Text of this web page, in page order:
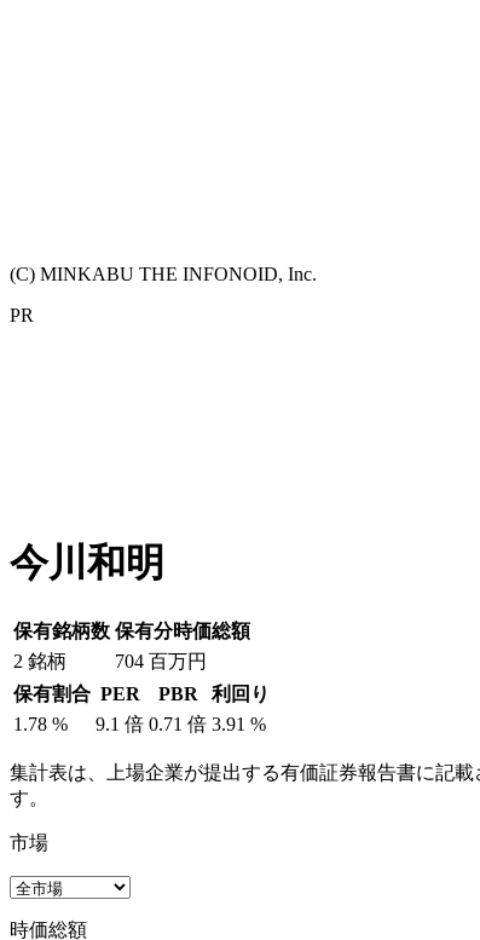
(C) MINKABU THE INFONOID, Inc.
PR
今川和明
保有銘柄数 保有分時価総額
2 銘柄 704 百万円
保有割合 PER PBR
利回り
1.78 % 9.1 倍 0.71 倍 3.91 %
集計表は、上場企業が提出する有価証券報告書に記
す。
市場
時価総額